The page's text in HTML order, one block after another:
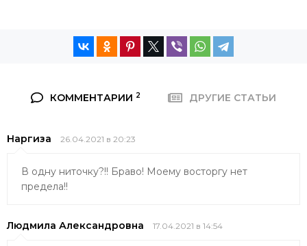
КОММЕНТАРИИ 2 ДРУГИЕ СТАТЬИ
Наргиза 26.04.2021 в 20:23
В одну ниточку?!! Браво! Моему восторгу нет
предела!!
Людмила Александровна 17.04.2021 в 14:54